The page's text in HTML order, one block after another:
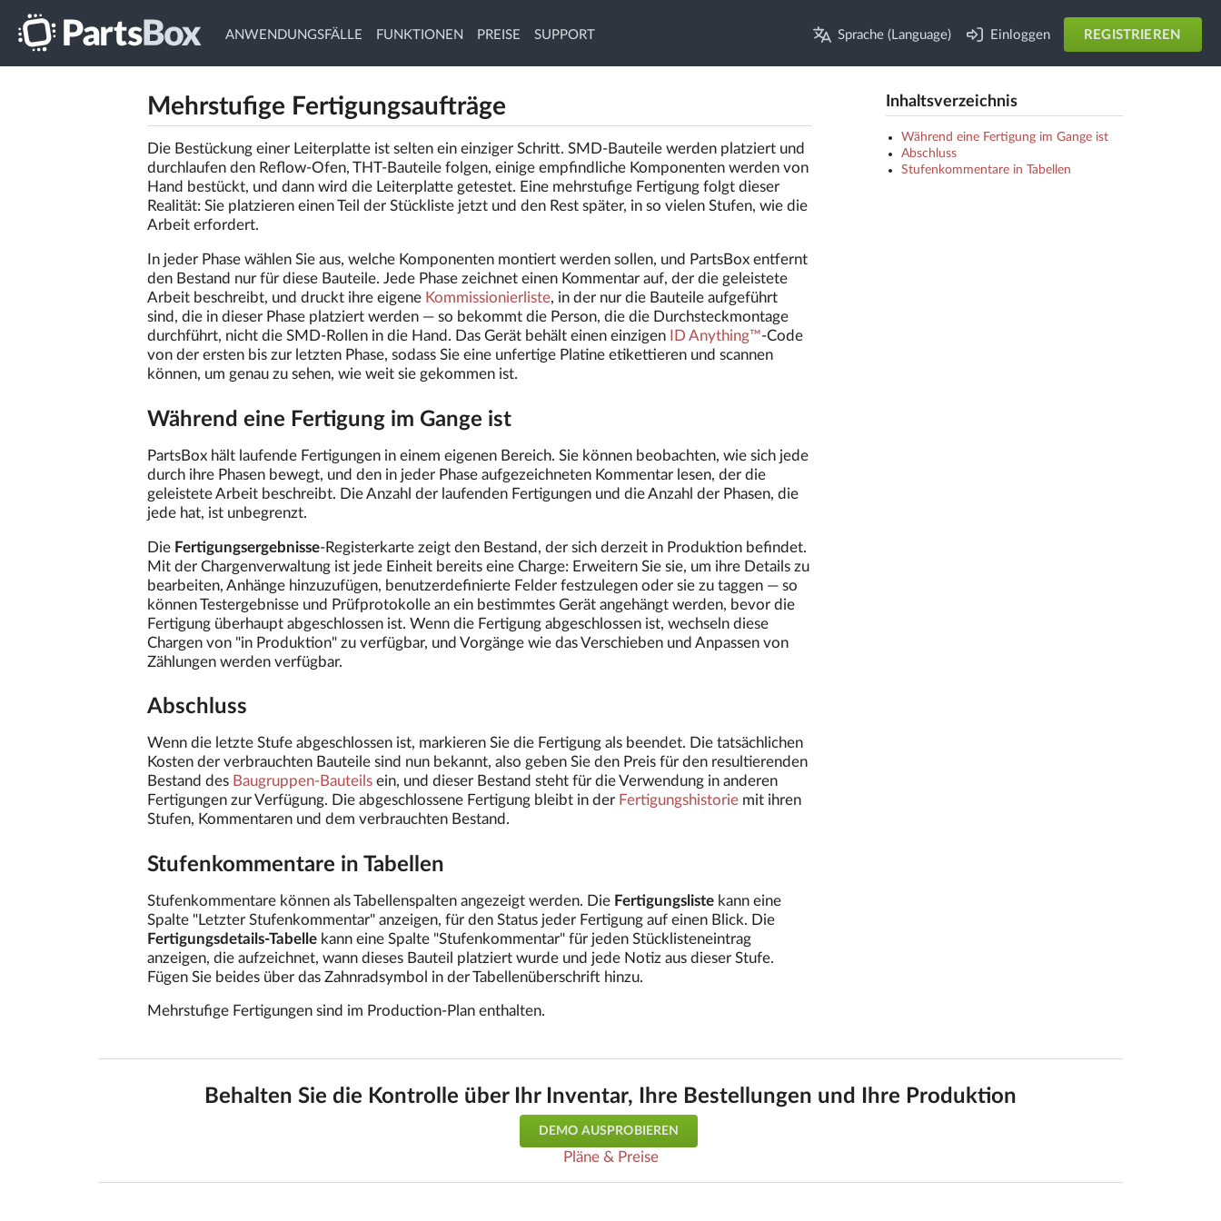
ANWENDUNGSFÄLLE FUNKTIONEN PREISE SUPPORT Sprache (Language) Einloggen REGISTRIEREN
Mehrstufige Fertigungsaufträge
Die Bestückung einer Leiterplatte ist selten ein einziger Schritt. SMD-Bauteile werden platziert und
durchlaufen den Reflow-Ofen, THT-Bauteile folgen, einige empfindliche Komponenten werden von
Hand bestückt, und dann wird die Leiterplatte getestet. Eine mehrstufige Fertigung folgt dieser
Realität: Sie platzieren einen Teil der Stückliste jetzt und den Rest später, in so vielen Stufen, wie die
Arbeit erfordert.
In jeder Phase wählen Sie aus, welche Komponenten montiert werden sollen, und PartsBox entfernt
den Bestand nur für diese Bauteile. Jede Phase zeichnet einen Kommentar auf, der die geleistete
Arbeit beschreibt, und druckt ihre eigene Kommissionierliste, in der nur die Bauteile aufgeführt
sind, die in dieser Phase platziert werden — so bekommt die Person, die die Durchsteckmontage
durchführt, nicht die SMD-Rollen in die Hand. Das Gerät behält einen einzigen
ID Anything™-Code
von der ersten bis zur letzten Phase, sodass Sie eine unfertige Platine etikettieren und scannen
können, um genau zu sehen, wie weit sie gekommen ist.
Während eine Fertigung im Gange ist
PartsBox hält laufende Fertigungen in einem eigenen Bereich. Sie können beobachten, wie sich jede
durch ihre Phasen bewegt, und den in jeder Phase aufgezeichneten Kommentar lesen, der die
geleistete Arbeit beschreibt. Die Anzahl der laufenden Fertigungen und die Anzahl der Phasen, die
jede hat, ist unbegrenzt.
Die Fertigungsergebnisse-Registerkarte zeigt den Bestand, der sich derzeit in Produktion befindet.
Mit der Chargenverwaltung ist jede Einheit bereits eine Charge: Erweitern Sie sie, um ihre Details zu
bearbeiten, Anhänge hinzuzufügen, benutzerdefinierte Felder festzulegen oder sie zu taggen — so
können Testergebnisse und Prüfprotokolle an ein bestimmtes Gerät angehängt werden, bevor die
Fertigung überhaupt abgeschlossen ist. Wenn die Fertigung abgeschlossen ist, wechseln diese
Chargen von "in Produktion" zu verfügbar, und Vorgänge wie das Verschieben und Anpassen von
Zählungen werden verfügbar.
Abschluss
Wenn die letzte Stufe abgeschlossen ist, markieren Sie die Fertigung als beendet. Die tatsächlichen
Kosten der verbrauchten Bauteile sind nun bekannt, also geben Sie den Preis für den resultierenden
Bestand des Baugruppen-Bauteilsein, und dieser Bestand steht für die Verwendung in anderen
Fertigungen zur Verfügung. Die abgeschlossene Fertigung bleibt in der Fertigungshistoriemit ihren
Stufen, Kommentaren und dem verbrauchten Bestand.
Stufenkommentare in Tabellen
Stufenkommentare können als Tabellenspalten angezeigt werden. Die Fertigungslistekann eine
Spalte "Letzter Stufenkommentar" anzeigen, für den Status jeder Fertigung auf einen Blick. Die
Fertigungsdetails-Tabellekann eine Spalte "Stufenkommentar" für jeden Stücklisteneintrag
anzeigen, die aufzeichnet, wann dieses Bauteil platziert wurde und jede Notiz aus dieser Stufe.
Fügen Sie beides über das Zahnradsymbol in der Tabellenüberschrift hinzu.
Mehrstufige Fertigungen sind im Production-Plan enthalten.
Inhaltsverzeichnis
Während eine Fertigung im Gange ist
Abschluss
Stufenkommentare in Tabellen
Behalten Sie die Kontrolle über Ihr Inventar, Ihre Bestellungen und Ihre Produktion
DEMO AUSPROBIEREN
Pläne & Preise